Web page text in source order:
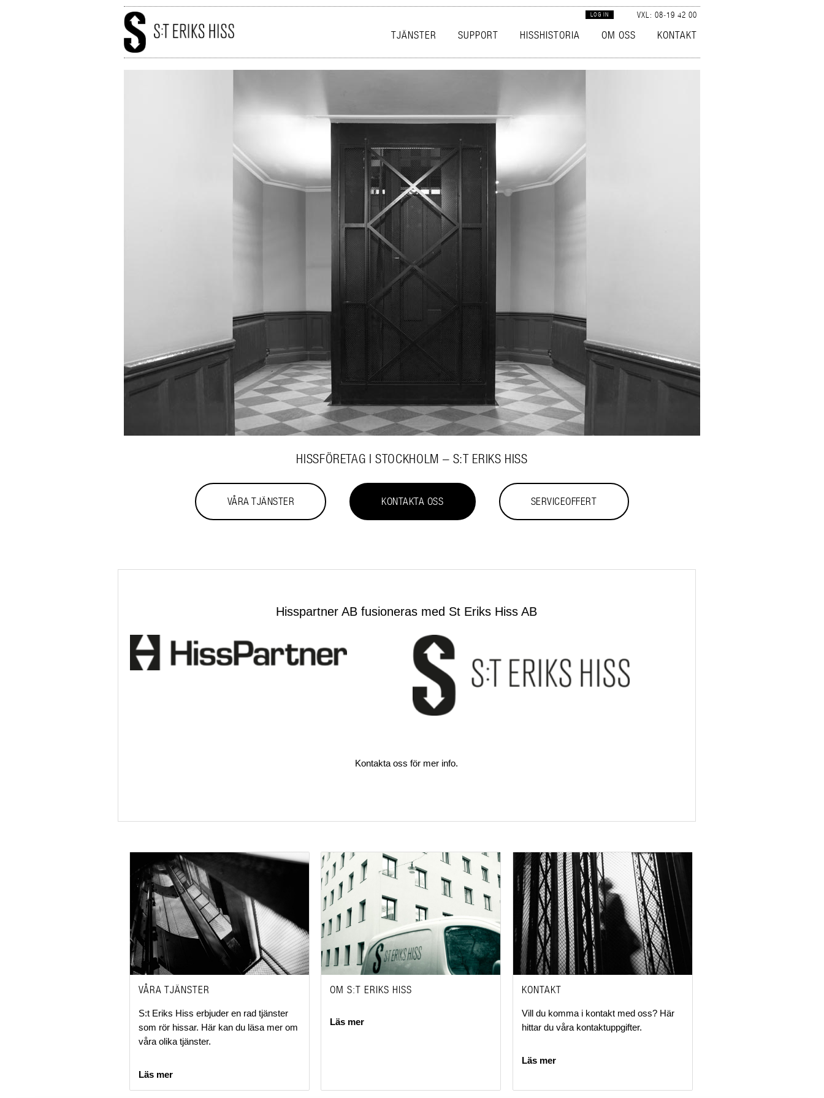
VXL: 08‑19 42 00
LOG IN
TJÄNSTER SUPPORT HISSHISTORIA OM OSS KONTAKT
HISSFÖRETAG I STOCKHOLM – S:T ERIKS HISS
VÅRA TJÄNSTER KONTAKTA OSS SERVICEOFFERT
Hisspartner AB fusioneras med St Eriks Hiss AB
Kontakta oss för mer info.
VÅRA TJÄNSTER
S:t Eriks Hiss erbjuder en rad tjänster
som rör hissar. Här kan du läsa mer om
våra olika tjänster.
Läs mer
OM S:T ERIKS HISS
Läs mer
KONTAKT
Vill du komma i kontakt med oss? Här
hittar du våra kontaktuppgifter.
Läs mer